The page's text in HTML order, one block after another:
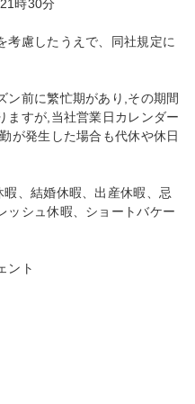
時30分
考慮したうえで、同社規定に
ン前に繁忙期があり,その期間
ますが,当社営業日カレンダー
が発生した場合も代休や休日
暇、結婚休暇、出産休暇、忌
ッシュ休暇、ショートバケー
ント